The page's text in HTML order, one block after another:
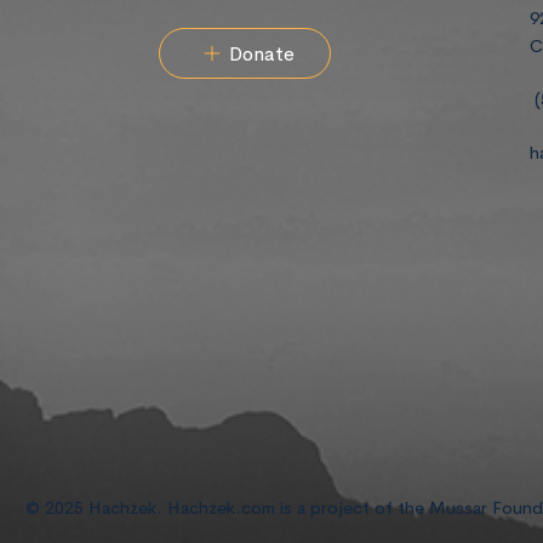
Donate
© 2025 Hachzek. Hachzek.com is a project of the Mussar